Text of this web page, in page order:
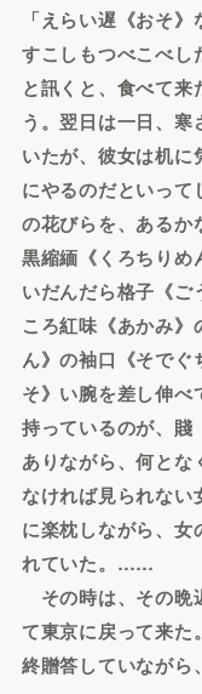
「えらい遅《おそ
すこしもつべこべし
と訊くと、食べて
う。翌日は一日、
いたが、彼女は机に
にやるのだといっ
の花びらを、あるか
黒縮緬《くろちりめ
いだんだら格子《
ころ紅味《あかみ
ん》の袖口《そで
そ》い腕を差し伸べ
持っているのが、賤
ありながら、何と
なければ見られない
に楽枕しながら、女
れていた。……
その時は、その晩
て東京に戻って来た
終贈答していながら